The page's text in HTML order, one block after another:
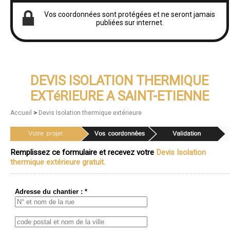
Vos coordonnées sont protégées et ne seront jamais
publiées sur internet.
DEVIS ISOLATION THERMIQUE
EXTéRIEURE A SAINT-ETIENNE
Accueil > Devis Isolation thermique extérieure
Remplissez ce formulaire et recevez votre Devis Isolation
thermique extérieure gratuit.
Adresse du chantier : *